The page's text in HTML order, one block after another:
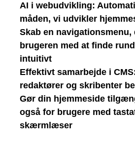
AI i webudvikling:
måden, vi udvikler
Skab en
brugeren med at finde
intuitivt
Effektivt samarbejde i
redaktører og skribenter
Gør din hjemmeside
også for brugere med
skærmlæser